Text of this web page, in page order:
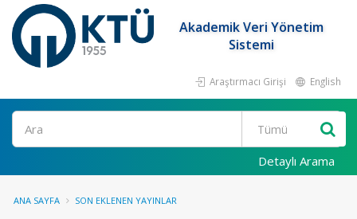
Akademik Veri Yönetim
Sistemi
Araştırmacı Girişi English
Ara
Detaylı Arama
ANA SAYFA SON EKLENEN YAYINLAR